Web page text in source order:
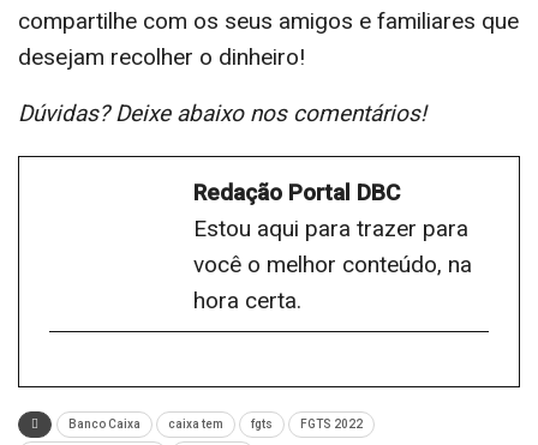
compartilhe com os seus amigos e familiares que
desejam recolher o dinheiro!
Dúvidas? Deixe abaixo nos comentários!
Redação Portal DBC
Estou aqui para trazer para
você o melhor conteúdo, na
hora certa.
Banco Caixa caixa tem fgts FGTS 2022